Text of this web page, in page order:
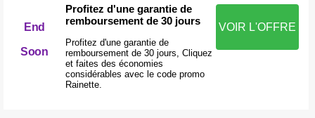
End
Soon
Profitez d'une garantie de
remboursement de 30 jours
Profitez d'une garantie de
remboursement de 30 jours, Cliquez
et faites des économies
considérables avec le code promo
Rainette.
VOIR L'OFFRE